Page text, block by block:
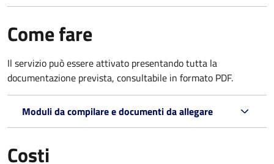
Come fare
Il servizio può essere attivato presentando tutta la
documentazione prevista, consultabile in formato PDF.
Moduli da compilare e documenti da allegare
Costi